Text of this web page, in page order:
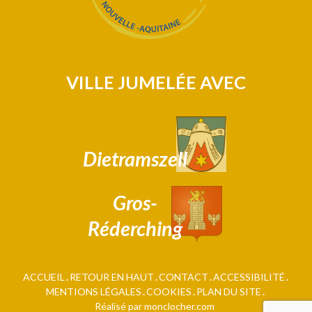
VILLE JUMELÉE AVEC
Dietramszell
Gros-
Réderching
ACCUEIL RETOUR EN HAUT CONTACT ACCESSIBILITÉ
MENTIONS LÉGALES COOKIES PLAN DU SITE
Réalisé par monclocher.com